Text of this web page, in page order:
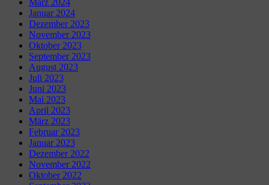
März 2024
Januar 2024
Dezember 2023
November 2023
Oktober 2023
September 2023
August 2023
Juli 2023
Juni 2023
Mai 2023
April 2023
März 2023
Februar 2023
Januar 2023
Dezember 2022
November 2022
Oktober 2022